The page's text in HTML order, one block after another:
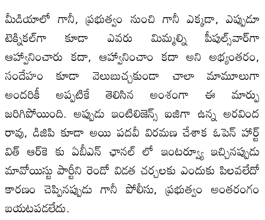
మీడియాలో గానీ, ప్రభుత్వం నుంచి గానీ ఎక్కడా, ఎప్పుడూ
టెక్నికల్‌గా కూడా ఎవరు మిమ్మల్ని పీపుల్స్‌వార్‌గా
ఆహ్వానించారు కదా, ఆహ్వానించాం కదా అని అభ్యంతరం,
సందేహం కూడా వెలుబుచ్చకుండా చాలా మామూలుగా
అందరికీ అప్పటికే తెలిసిన అంశంగా ఈ మార్పు
జరిగిపోయింది. అప్పుడు ఇంటిలిజెన్స్‌ ఐజిగా ఉన్న అరవింద
రావు, డిజిపి కూడా అయి పదవీ విరమణ చేశాక ఓపెన్‌ హార్ట్‌
విత్‌ ఆర్‌కె కు ఏబీఎన్‌ ఛానల్‌ లో ఇంటర్వ్యూ ఇచ్చినప్పుడు
మావోయిస్టు పార్టీని రెండో విడత చర్చలకు ఎందుకు పిలవలేదో
కారణం చెప్పినప్పుడు గానీ పోలీసు, ప్రభుత్వం అంతరంగం
బయటపడలేదు.